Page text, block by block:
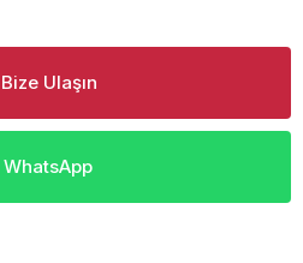
Bize Ulaşın
WhatsApp